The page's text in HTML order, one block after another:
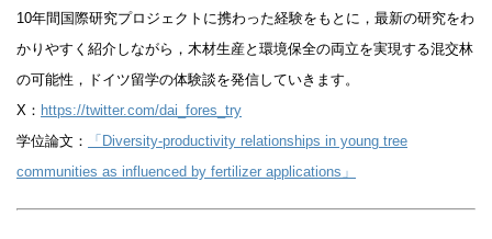
10年間国際研究プロジェクトに携わった経験をもとに，最新の研究をわ
かりやすく紹介しながら，木材生産と環境保全の両立を実現する混交林
の可能性，ドイツ留学の体験談を発信していきます。
X： https://twitter.com/dai_fores_try
学位論文：
「Diversity-productivity relationships in young tree
communities as influenced by fertilizer applications」